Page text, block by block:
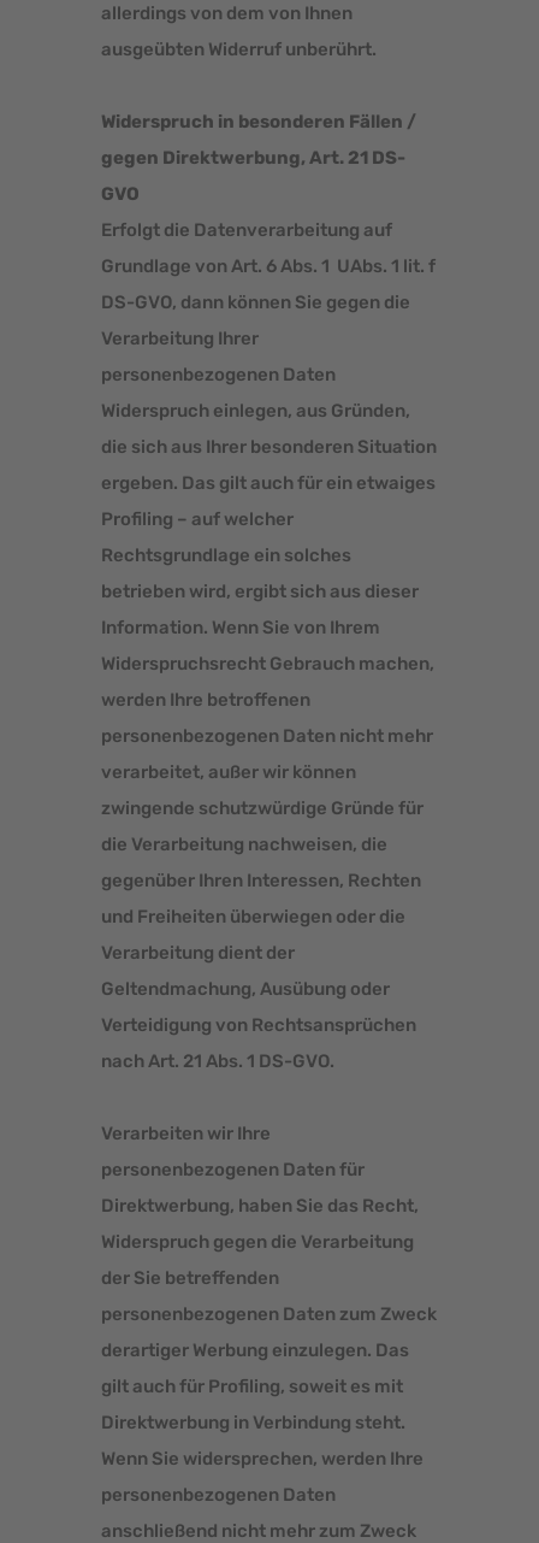
allerdings von dem von Ihnen
ausgeübten Widerruf unberührt.
Widerspruch in besonderen Fällen /
gegen Direktwerbung, Art. 21 DS-
GVO
Erfolgt die Datenverarbeitung auf
Grundlage von Art. 6 Abs. 1 UAbs. 1 lit. f
DS-GVO, dann können Sie gegen die
Verarbeitung Ihrer
personenbezogenen Daten
Widerspruch einlegen, aus Gründen,
die sich aus Ihrer besonderen Situation
ergeben. Das gilt auch für ein etwaiges
Profiling – auf welcher
Rechtsgrundlage ein solches
betrieben wird, ergibt sich aus dieser
Information. Wenn Sie von Ihrem
Widerspruchsrecht Gebrauch machen,
werden Ihre betroffenen
personenbezogenen Daten nicht mehr
verarbeitet, außer wir können
zwingende schutzwürdige Gründe für
die Verarbeitung nachweisen, die
gegenüber Ihren Interessen, Rechten
und Freiheiten überwiegen oder die
Verarbeitung dient der
Geltendmachung, Ausübung oder
Verteidigung von Rechtsansprüchen
nach Art. 21 Abs. 1 DS-GVO.
Verarbeiten wir Ihre
personenbezogenen Daten für
Direktwerbung, haben Sie das Recht,
Widerspruch gegen die Verarbeitung
der Sie betreffenden
personenbezogenen Daten zum Zweck
derartiger Werbung einzulegen. Das
gilt auch für Profiling, soweit es mit
Direktwerbung in Verbindung steht.
Wenn Sie widersprechen, werden Ihre
personenbezogenen Daten
anschließend nicht mehr zum Zweck